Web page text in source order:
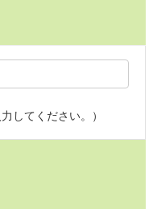
してください。）